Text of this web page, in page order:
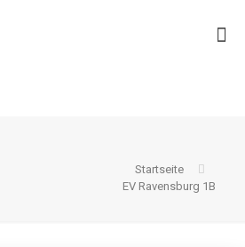
Startseite
EV Ravensburg 1B